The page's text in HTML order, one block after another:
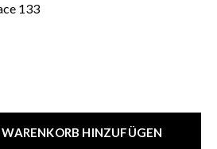
133
HINZUFÜGEN